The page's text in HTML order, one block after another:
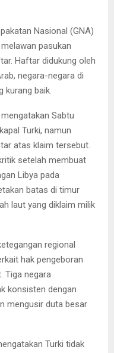
Nasional (GNA)
pasukan
Haftar didukung oleh
negara-negara di
kurang baik.
Sabtu
Turki, namun
atas klaim tersebut.
setelah membuat
Libya pada
batas di timur
laut yang diklaim milik
regional
hak pengeboran
Tiga negara
konsisten dengan
mengusir duta besar
Turki tidak